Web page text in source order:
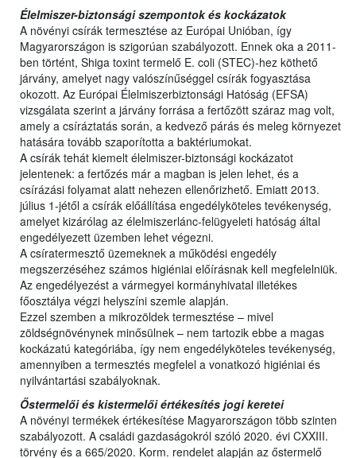
Élelmiszer-biztonsági szempontok és kockázatok
A növényi csírák termesztése az Európai Unióban, így
Magyarországon is szigorúan szabályozott. Ennek oka a 2011-
ben történt, Shiga toxint termelő E. coli (STEC)-hez köthető
járvány, amelyet nagy valószínűséggel csírák fogyasztása
okozott. Az Európai Élelmiszerbiztonsági Hatóság (EFSA)
vizsgálata szerint a járvány forrása a fertőzött száraz mag volt,
amely a csíráztatás során, a kedvező párás és meleg környezet
hatására tovább szaporította a baktériumokat.
A csírák tehát kiemelt élelmiszer-biztonsági kockázatot
jelentenek: a fertőzés már a magban is jelen lehet, és a
csírázási folyamat alatt nehezen ellenőrizhető. Emiatt 2013.
július 1-jétől a csírák előállítása engedélyköteles tevékenység,
amelyet kizárólag az élelmiszerlánc-felügyeleti hatóság által
engedélyezett üzemben lehet végezni.
A csíratermesztő üzemeknek a működési engedély
megszerzéséhez számos higiéniai előírásnak kell megfelelniük.
Az engedélyezést a vármegyei kormányhivatal illetékes
főosztálya végzi helyszíni szemle alapján.
Ezzel szemben a mikrozöldek termesztése – mivel
zöldségnövénynek minősülnek – nem tartozik ebbe a magas
kockázatú kategóriába, így nem engedélyköteles tevékenység,
amennyiben a termesztés megfelel a vonatkozó higiéniai és
nyilvántartási szabályoknak.
Őstermelői és kistermelői értékesítés jogi keretei
A növényi termékek értékesítése Magyarországon több szinten
szabályozott. A családi gazdaságokról szóló 2020. évi CXXIII.
törvény és a 665/2020. Korm. rendelet alapján az őstermelő